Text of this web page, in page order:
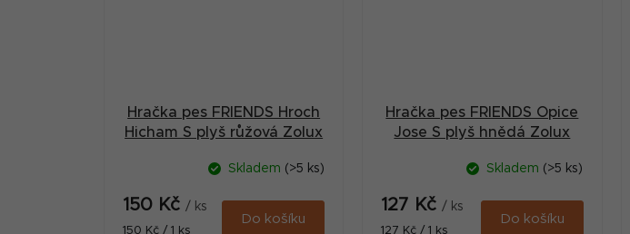
Hračka pes FRIENDS Hroch
Hicham S plyš růžová Zolux
Skladem (>5 ks)
150 Kč / ks
Měrná
150 Kč / 1 ks
Do košíku
Hračka pes FRIENDS Opice
Jose S plyš hnědá Zolux
Skladem (>5 ks)
127 Kč / ks
Měrná
127 Kč / 1 ks
Do košíku